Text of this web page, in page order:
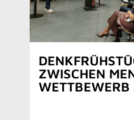
ZWISCHEN
WETTBEWERB